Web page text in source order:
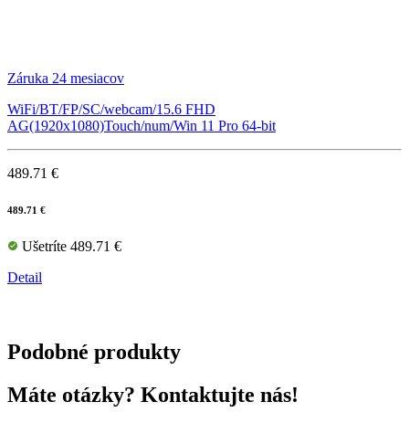
Záruka 24 mesiacov
WiFi/BT/FP/SC/webcam/15.6 FHD
AG(1920x1080)Touch/num/Win 11 Pro 64-bit
489.71 €
489.71 €
Ušetríte 489.71 €
Detail
Podobné produkty
Máte otázky? Kontaktujte nás!